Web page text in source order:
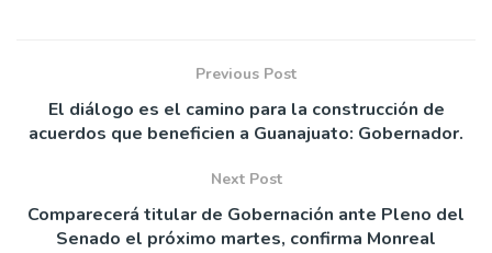
Previous Post
El diálogo es el camino para la construcción de
acuerdos que beneficien a Guanajuato: Gobernador.
Next Post
Comparecerá titular de Gobernación ante Pleno del
Senado el próximo martes, confirma Monreal